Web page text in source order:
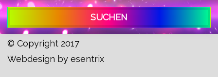
SUCHEN
© Copyright 2017
Webdesign by esentrix